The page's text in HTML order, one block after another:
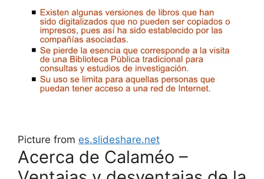
Picture from es.slideshare.net
Acerca de Calaméo –